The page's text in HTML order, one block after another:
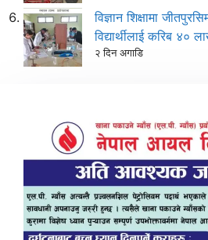
विज्ञान शिक्षामा
विद्यार्थीलाई करिब ४०
२ दिन अगाडि